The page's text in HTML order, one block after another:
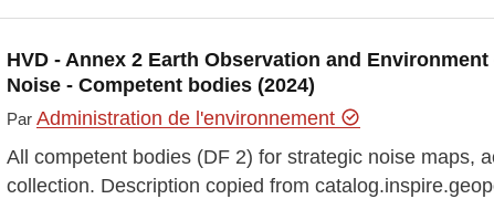
HVD - Annex 2 Earth Observation and
Noise - Competent bodies (2024)
ParAdministration de l'environnement
All competent bodies (DF 2) for strategic noise maps,
collection. Description copied from